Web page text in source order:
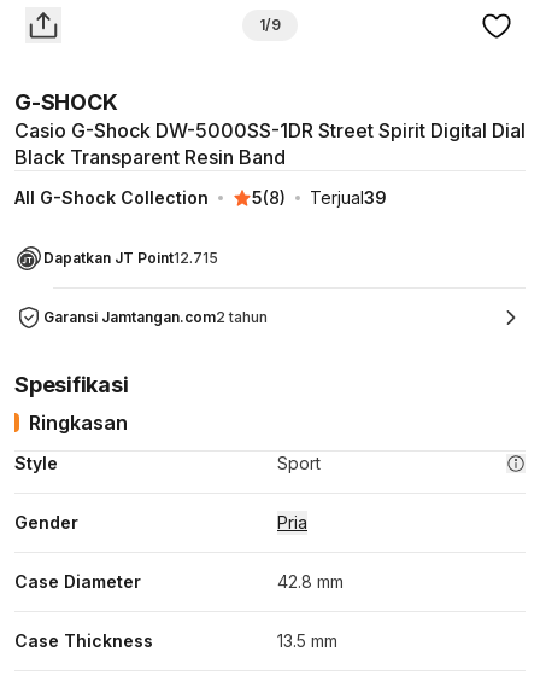
1/9
G-SHOCK
Casio G-Shock DW-5000SS-1DR Street Spirit Digital Dial
Black Transparent Resin Band
All G-Shock Collection 5(8) Terjual39
Dapatkan JT Point12.715
Garansi Jamtangan.com2 tahun
Spesifikasi
Ringkasan
Style Sport
Gender Pria
Case Diameter 42.8 mm
Case Thickness 13.5 mm